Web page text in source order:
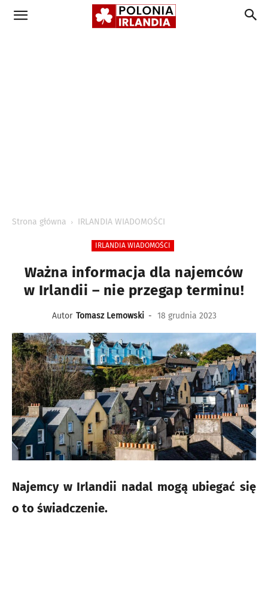
Strona główna IRLANDIA WIADOMOŚCI
IRLANDIA WIADOMOŚCI
Ważna informacja dla najemców
w Irlandii – nie przegap terminu!
Autor Tomasz Lemowski - 18 grudnia 2023
Najemcy w Irlandii nadal mogą ubiegać się
o to świadczenie.